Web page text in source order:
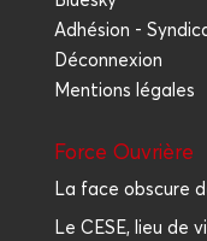
Adhésion -
Déconnexion
Mentions légales
Force Ouvrière
La face obscure
Le CESE, lieu de